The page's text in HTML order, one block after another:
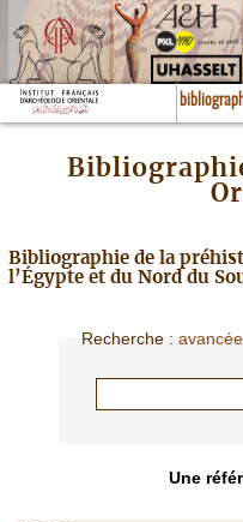
Bibliographie de la
l’Égypte et du Nord du
Recherche :avancée
Une